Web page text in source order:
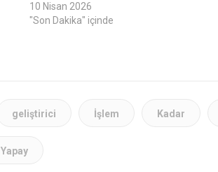
10 Nisan 2026
"Son Dakika" içinde
geliştirici İşlem Kadar
Yapay